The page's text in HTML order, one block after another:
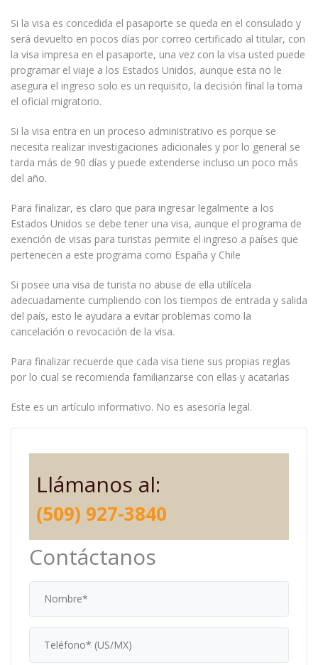
Si la visa es concedida el pasaporte se queda en el consulado y
será devuelto en pocos días por correo certificado al titular, con
la visa impresa en el pasaporte, una vez con la visa usted puede
programar el viaje a los Estados Unidos, aunque esta no le
asegura el ingreso solo es un requisito, la decisión final la toma
el oficial migratorio.
Si la visa entra en un proceso administrativo es porque se
necesita realizar investigaciones adicionales y por lo general se
tarda más de 90 días y puede extenderse incluso un poco más
del año.
Para finalizar, es claro que para ingresar legalmente a los
Estados Unidos se debe tener una visa, aunque el programa de
exención de visas para turistas permite el ingreso a países que
pertenecen a este programa como España y Chile
Si posee una visa de turista no abuse de ella utilícela
adecuadamente cumpliendo con los tiempos de entrada y salida
del país, esto le ayudara a evitar problemas como la
cancelación o revocación de la visa.
Para finalizar recuerde que cada visa tiene sus propias reglas
por lo cual se recomienda familiarizarse con ellas y acatarlas
Este es un artículo informativo. No es asesoría legal.
Llámanos al:
(509) 927-3840
Contáctanos